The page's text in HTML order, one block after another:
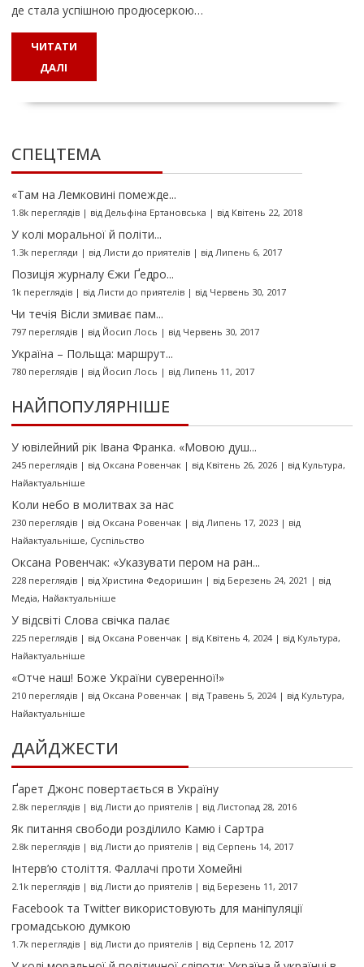
де стала успішною продюсеркою…
ЧИТАТИ
ДАЛІ
СПЕЦТЕМА
«Там на Лемковині помежде...
1.8k переглядів| від Дельфіна Ертановська | від Квітень 22, 2018
У колі моральної й політи...
1.3k перегляди | від Листи до приятелів| від Липень 6, 2017
Позиція журналу Єжи Ґедро...
1k переглядів| від Листи до приятелів| від Червень 30, 2017
Чи течія Вісли змиває пам...
797 переглядів| від Йосип Лось | від Червень 30, 2017
Україна – Польща: маршрут...
780 переглядів| від Йосип Лось | від Липень 11, 2017
НАЙПОПУЛЯРНІШЕ
У ювілейний рік Івана Франка. «Мовою душ...
245 переглядів| від Оксана Ровенчак| від Квітень 26, 2026| від Культура,
Найактуальніше
Коли небо в молитвах за нас
230 переглядів| від Оксана Ровенчак| від Липень 17, 2023| від
Найактуальніше, Суспільство
Оксана Ровенчак: «Указувати пером на ран...
228 переглядів| від Христина Федоришин | від Березень 24, 2021 | від
Медіа, Найактуальніше
У відсвіті Слова свічка палає
225 переглядів| від Оксана Ровенчак| від Квітень 4, 2024| від Культура,
Найактуальніше
«Отче наш! Боже України суверенної!»
210 переглядів| від Оксана Ровенчак| від Травень 5, 2024| від Культура,
Найактуальніше
ДАЙДЖЕСТИ
Ґарет Джонс повертається в Україну
2.8k переглядів| від Листи до приятелів| від Листопад 28, 2016
Як питання свободи розділило Камю і Сартра
2.8k переглядів| від Листи до приятелів| від Серпень 14, 2017
Інтерв’ю століття. Фаллачі проти Хомейні
2.1k переглядів| від Листи до приятелів| від Березень 11, 2017
Facebook та Twitter використовують для маніпуляції
громадською думкою
1.7k переглядів| від Листи до приятелів| від Серпень 12, 2017